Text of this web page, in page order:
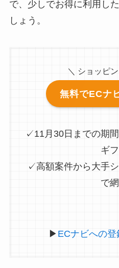
で、少しでお得に利用し
しょう。
＼ ショッピ
無料でECナ
✓11月30日までの期
ギフ
✓高額案件から大手
で
▶ ECナビへの登